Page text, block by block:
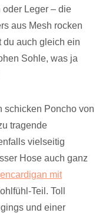
oder Leger – die
aus Mesh rocken
du auch gleich ein
Sohle, was ja
schicken Poncho von
tragende
vielseitig
Hose auch ganz
mit
Teil. Toll
und einer